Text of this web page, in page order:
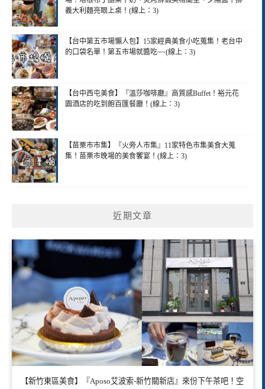
義大利麵亮眼上桌！(線上：3)
【台中第五市場懶人包】15家經典美食小吃蒐集！老台中
的口袋名單！第五市場就醬吃~~(線上：3)
【台中西屯美食】『溫莎咖啡廳』高質感Buffet！裕元花
園酒店的吃到飽百匯餐廳！(線上：3)
【苗栗市市集】『火旁人市集』11家特色市集美食大蒐
集！苗栗市晚場的美食饗宴！(線上：3)
近期文章
【新竹東區美食】『Aposo艾波索-新竹關新店』來份下午茶吧！空